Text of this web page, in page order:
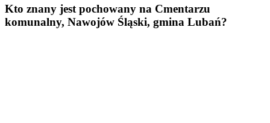
Kto znany jest pochowany na Cmentarzu
komunalny, Nawojów Śląski, gmina Lubań?